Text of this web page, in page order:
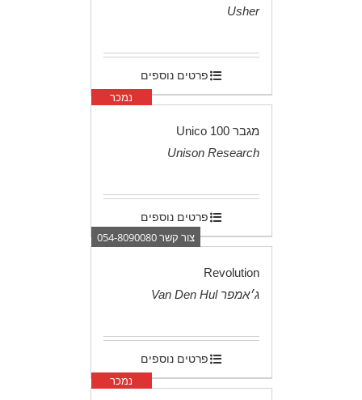
Usher
פרטים נוספים
נמכר
מגבר Unico 100
Unison Research
פרטים נוספים
צור קשר 054-8090080
Revolution
ג׳אמפר Van Den Hul
פרטים נוספים
נמכר